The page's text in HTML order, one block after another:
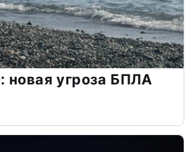
новая угроза БПЛА